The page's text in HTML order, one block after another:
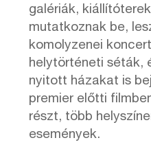
galériák,
mutatkoznak be,
komolyzenei
helytörténeti séták,
nyitott házakat is
premier előtti
részt, több
események.